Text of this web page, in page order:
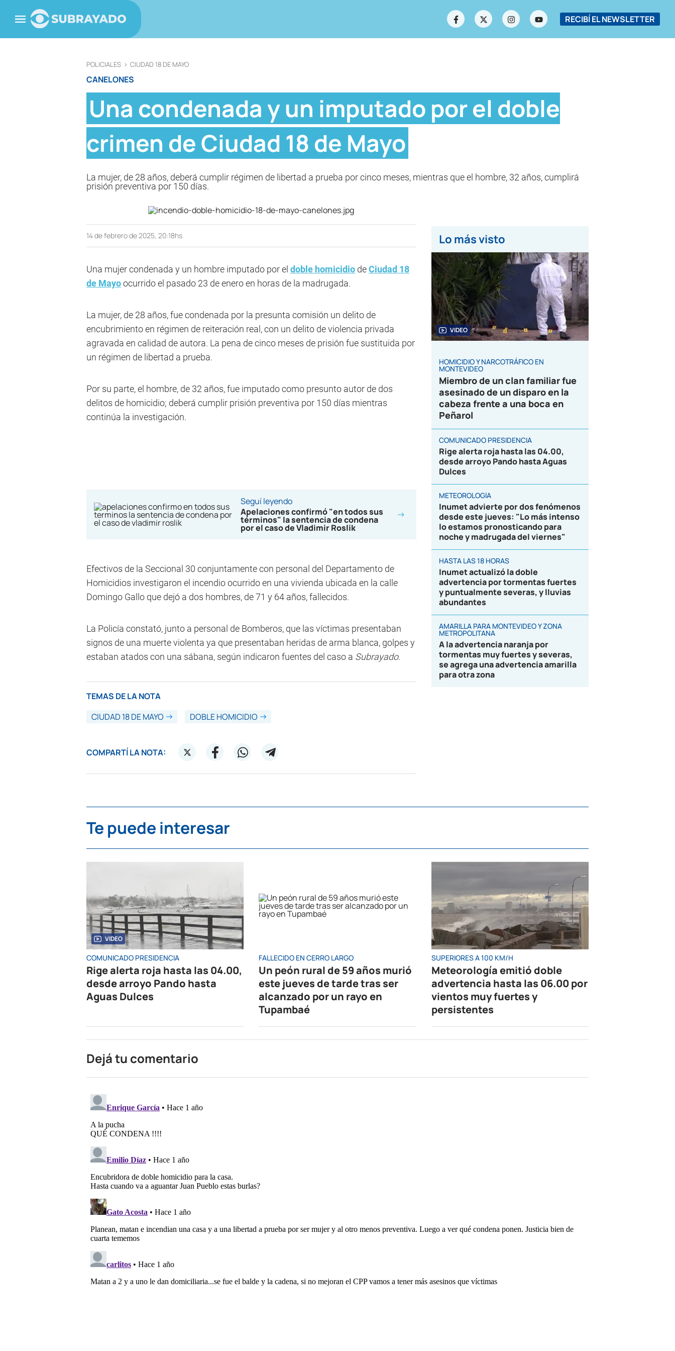
RECIBÍ EL NEWSLETTER
POLICIALES > CIUDAD 18 DE MAYO
CANELONES
Una condenada y un imputado por el doble
crimen de Ciudad 18 de Mayo
La mujer, de 28 años, deberá cumplir régimen de libertad a prueba por cinco meses, mientras que el hombre, 32 años, cumplirá
prisión preventiva por 150 días.
14 de febrero de 2025, 20:18hs
Una mujer condenada y un hombre imputado por el doble homicidio deCiudad 18
de Mayoocurrido el pasado 23 de enero en horas de la madrugada.
La mujer, de 28 años, fue condenada por la presunta comisión un delito de
encubrimiento en régimen de reiteración real, con un delito de violencia privada
agravada en calidad de autora. La pena de cinco meses de prisión fue sustituida por
un régimen de libertad a prueba.
Por su parte, el hombre, de 32 años, fue imputado como presunto autor de dos
delitos de homicidio; deberá cumplir prisión preventiva por 150 días mientras
continúa la investigación.
Seguí leyendo
Apelaciones confirmó "en todos sus
términos" la sentencia de condena
por el caso de Vladimir Roslik
Efectivos de la Seccional 30 conjuntamente con personal del Departamento de
Homicidios investigaron el incendio ocurrido en una vivienda ubicada en la calle
Domingo Gallo que dejó a dos hombres, de 71 y 64 años, fallecidos.
La Policía constató, junto a personal de Bomberos, que las víctimas presentaban
signos de una muerte violenta ya que presentaban heridas de arma blanca, golpes y
estaban atados con una sábana, según indicaron fuentes del caso a Subrayado.
TEMAS DE LA NOTA
CIUDAD 18 DE MAYO
DOBLE HOMICIDIO
COMPARTÍ LA NOTA:
Lo más visto
VIDEO
HOMICIDIO Y NARCOTRÁFICO EN
MONTEVIDEO
Miembro de un clan familiar fue
asesinado de un disparo en la
cabeza frente a una boca en
Peñarol
COMUNICADO PRESIDENCIA
Rige alerta roja hasta las 04.00,
desde arroyo Pando hasta Aguas
Dulces
METEOROLOGÍA
Inumet advierte por dos fenómenos
desde este jueves: "Lo más intenso
lo estamos pronosticando para
noche y madrugada del viernes"
HASTA LAS 18 HORAS
Inumet actualizó la doble
advertencia por tormentas fuertes
y puntualmente severas, y lluvias
abundantes
AMARILLA PARA MONTEVIDEO Y ZONA
METROPOLITANA
A la advertencia naranja por
tormentas muy fuertes y severas,
se agrega una advertencia amarilla
para otra zona
Te puede interesar
VIDEO
COMUNICADO PRESIDENCIA
Rige alerta roja hasta las 04.00,
desde arroyo Pando hasta
Aguas Dulces
FALLECIDO EN CERRO LARGO
Un peón rural de 59 años murió
este jueves de tarde tras ser
alcanzado por un rayo en
Tupambaé
SUPERIORES A 100 KM/H
Meteorología emitió doble
advertencia hasta las 06.00 por
vientos muy fuertes y
persistentes
Dejá tu comentario